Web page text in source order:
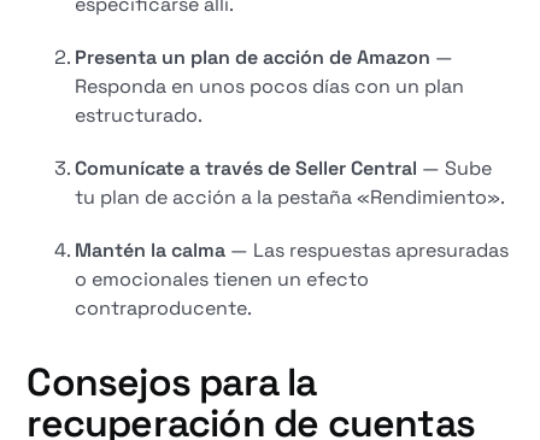
Presenta un plan de acción de Amazon —
Responda en unos pocos días con un plan
estructurado.
Comunícate a través de Seller Central — Sube
tu plan de acción a la pestaña «Rendimiento».
Mantén la calma — Las respuestas apresuradas
o emocionales tienen un efecto
contraproducente.
Consejos para la
recuperación de cuentas